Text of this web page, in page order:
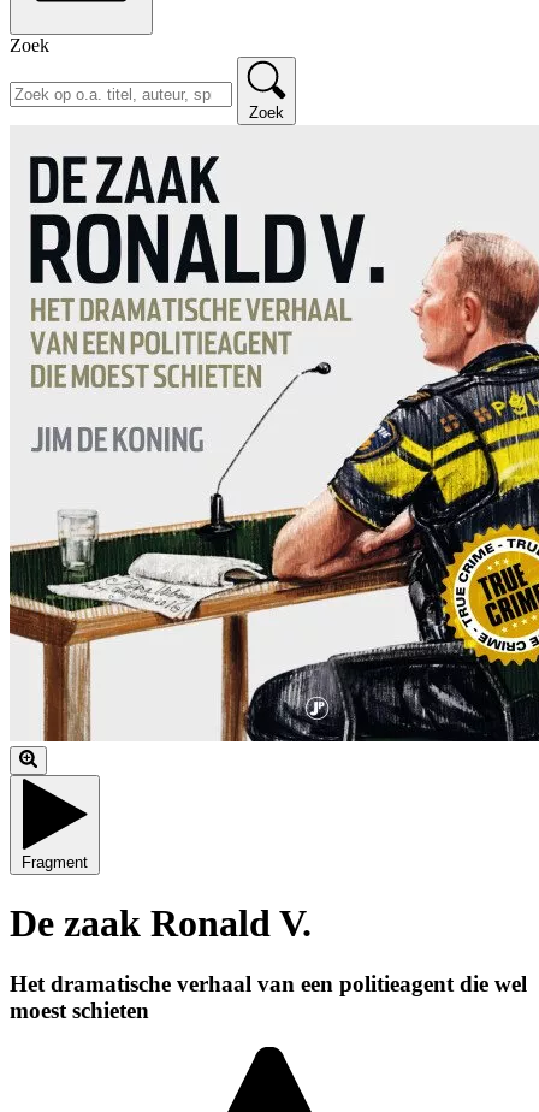
Zoek
Zoek
Fragment
De zaak Ronald V.
Het dramatische verhaal van een politieagent die wel
moest schieten